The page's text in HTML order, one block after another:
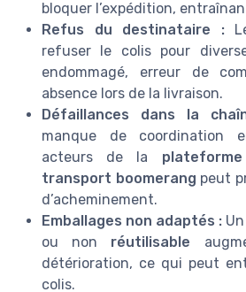
bloquer l’expédition,
Refus du destinataire :
refuser le colis pour
endommagé, erreur de
absence lors de la livraison.
Défaillances dans la
manque de coordination
acteurs de la plateforme
transport boomerang peut
d’acheminement.
Emballages non adaptés : Un
ou non réutilisable
détérioration, ce qui peut
colis.